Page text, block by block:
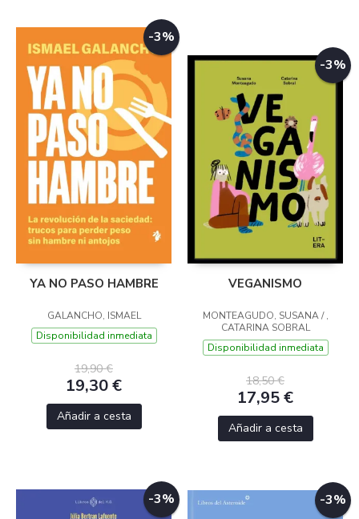
-3%
YA NO PASO HAMBRE
GALANCHO, ISMAEL
Disponibilidad inmediata
19,90 €
19,30 €
Añadir a cesta
-3%
VEGANISMO
MONTEAGUDO, SUSANA / ,
CATARINA SOBRAL
Disponibilidad inmediata
18,50 €
17,95 €
Añadir a cesta
-3% -3%